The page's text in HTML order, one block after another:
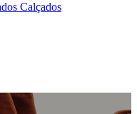
Calçados